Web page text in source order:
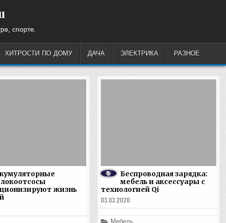
спорте.
ХИТРОСТИ ПО ДОМУ ДАЧА ЭЛЕКТРИКА РАЗНОЕ
жизнь
Беспроводная зарядка:
мебель и аксессуары с
технологией Qi
03.03.2020